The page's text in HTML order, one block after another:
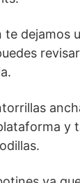
te dejamos
y